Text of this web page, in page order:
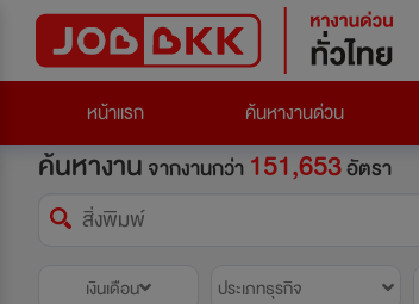
หน้าแรก
ค้นหางานด่วน
ค้นหางาน จากงานกว่า 151,653อัตรา
เงินเดือน ประเภทธุรกิจ